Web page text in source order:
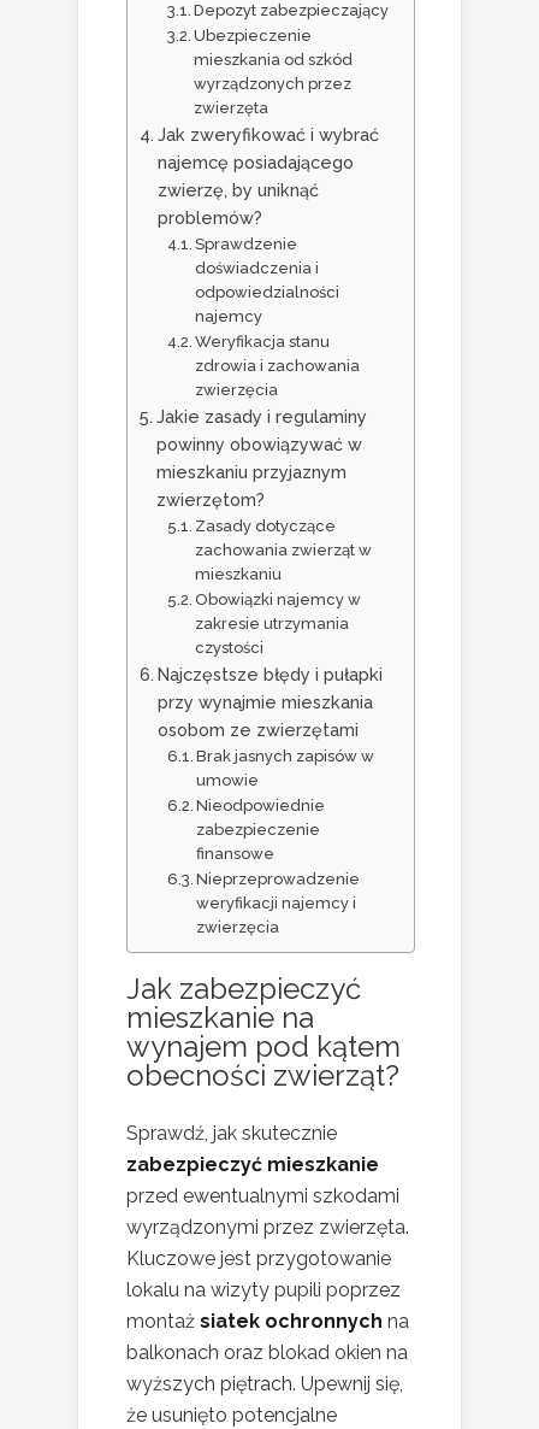
Depozyt zabezpieczający
Ubezpieczenie
mieszkania od szkód
wyrządzonych przez
zwierzęta
Jak zweryfikować i wybrać
najemcę posiadającego
zwierzę, by uniknąć
problemów?
Sprawdzenie
doświadczenia i
odpowiedzialności
najemcy
Weryfikacja stanu
zdrowia i zachowania
zwierzęcia
Jakie zasady i regulaminy
powinny obowiązywać w
mieszkaniu przyjaznym
zwierzętom?
Zasady dotyczące
zachowania zwierząt w
mieszkaniu
Obowiązki najemcy w
zakresie utrzymania
czystości
Najczęstsze błędy i pułapki
przy wynajmie mieszkania
osobom ze zwierzętami
Brak jasnych zapisów w
umowie
Nieodpowiednie
zabezpieczenie
finansowe
Nieprzeprowadzenie
weryfikacji najemcy i
zwierzęcia
Jak zabezpieczyć
mieszkanie na
wynajem pod kątem
obecności zwierząt?
Sprawdź, jak skutecznie
zabezpieczyć mieszkanie
przed ewentualnymi szkodami
wyrządzonymi przez zwierzęta.
Kluczowe jest przygotowanie
lokalu na wizyty pupili poprzez
montaż siatek ochronnych na
balkonach oraz blokad okien na
wyższych piętrach. Upewnij się,
że usunięto potencjalne